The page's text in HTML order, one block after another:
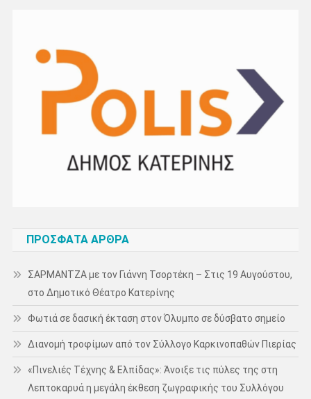
ΠΡΌΣΦΑΤΑ ΆΡΘΡΑ
ΣΑΡΜΑΝΤΖΑ με τον Γιάννη Τσορτέκη – Στις 19 Αυγούστου,
στο Δημοτικό Θέατρο Κατερίνης
Φωτιά σε δασική έκταση στον Όλυμπο σε δύσβατο σημείο
Διανομή τροφίμων από τον Σύλλογο Καρκινοπαθών Πιερίας
«Πινελιές Τέχνης & Ελπίδας»: Άνοιξε τις πύλες της στη
Λεπτοκαρυά η μεγάλη έκθεση ζωγραφικής του Συλλόγου